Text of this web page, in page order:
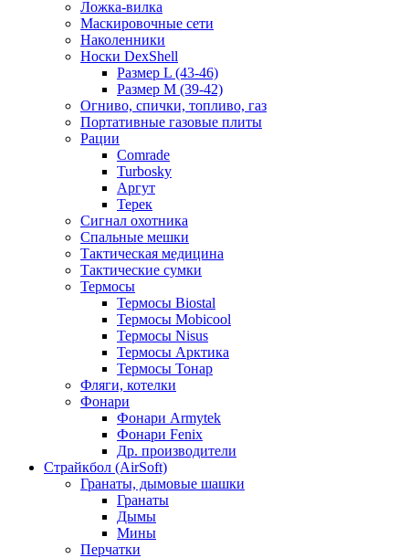
Ложка-вилка
Маскировочные сети
Наколенники
Носки DexShell
Размер L (43-46)
Размер M (39-42)
Огниво, спички, топливо, газ
Портативные газовые плиты
Рации
Comrade
Turbosky
Аргут
Терек
Сигнал охотника
Спальные мешки
Тактическая медицина
Тактические сумки
Термосы
Термосы Biostal
Термосы Mobicool
Термосы Nisus
Термосы Арктика
Термосы Тонар
Фляги, котелки
Фонари
Фонари Armytek
Фонари Fenix
Др. производители
Страйкбол (AirSoft)
Гранаты, дымовые шашки
Гранаты
Дымы
Мины
Перчатки